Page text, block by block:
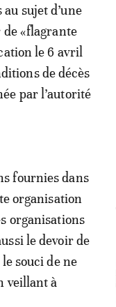
sujet d’une
de «flagrante
le 6 avril
de décès
par l’autorité
fournies dans
organisation
organisations
le devoir de
souci de ne
veillant à